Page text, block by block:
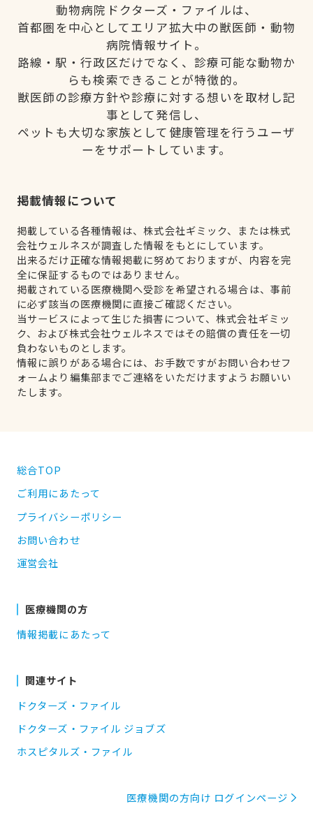
動物病院ドクターズ・ファイルは、
首都圏を中心としてエリア拡大中の獣医師・動物
病院情報サイト。
路線・駅・行政区だけでなく、診療可能な動物か
らも検索できることが特徴的。
獣医師の診療方針や診療に対する想いを取材し記
事として発信し、
ペットも大切な家族として健康管理を行うユーザ
ーをサポートしています。
掲載情報について
掲載している各種情報は、株式会社ギミック、または株式
会社ウェルネスが調査した情報をもとにしています。
出来るだけ正確な情報掲載に努めておりますが、内容を完
全に保証するものではありません。
掲載されている医療機関へ受診を希望される場合は、事前
に必ず該当の医療機関に直接ご確認ください。
当サービスによって生じた損害について、株式会社ギミッ
ク、および株式会社ウェルネスではその賠償の責任を一切
負わないものとします。
情報に誤りがある場合には、お手数ですがお問い合わせフ
ォームより編集部までご連絡をいただけますようお願いい
たします。
総合TOP
ご利用にあたって
プライバシーポリシー
お問い合わせ
運営会社
医療機関の方
情報掲載にあたって
関連サイト
ドクターズ・ファイル
ドクターズ・ファイル ジョブズ
ホスピタルズ・ファイル
医療機関の方向け ログインページ